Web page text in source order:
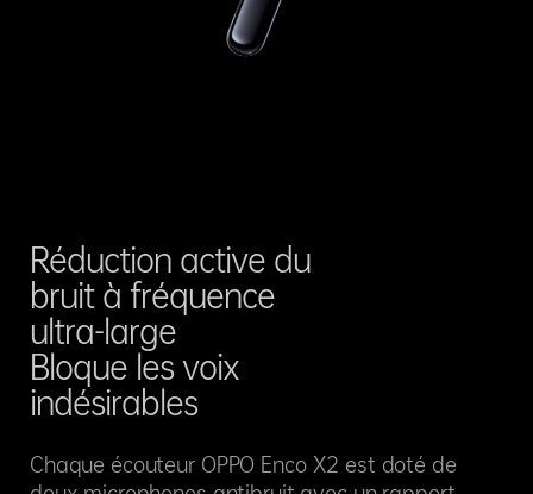
Réduction active du
bruit à fréquence
ultra-large
Bloque les voix
indésirables
Chaque écouteur OPPO Enco X2 est doté de